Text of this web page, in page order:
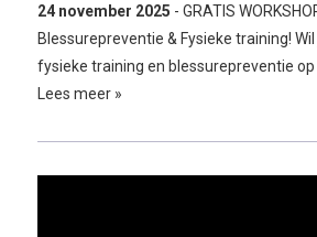
24 november 2025 - GRATIS
Blessurepreventie & Fysieke training!
fysieke training en blessurepreventie op
Lees meer »